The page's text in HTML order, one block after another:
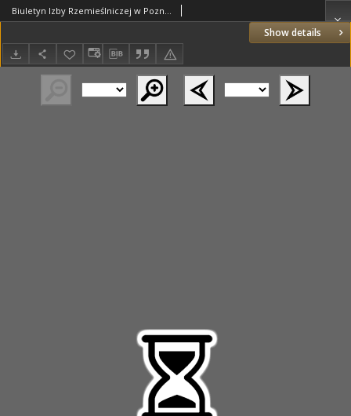
Show details
Biuletyn Izby Rzemieślniczej w Poznaniu: informator periodyczny Poznańskiej Izby Rzemieślniczej w sprawach zawodowych, organizacyjnych, oświatowych i gospodarczych dotyczących rzemiosła wielkopolskiego 1939.04.30 R.2 Nr13